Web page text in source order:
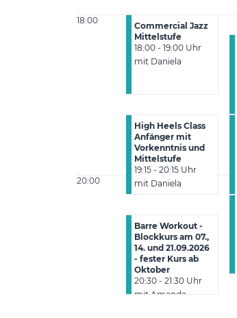
18:00
20:00
Barre Workout -
Blockkurs am 07.,
14. und 21.09.2026
- fester Kurs ab
Oktober
20:30 - 21:30 Uhr
mit Amanda
Commercial Jazz
Mittelstufe
18:00 - 19:00 Uhr
mit Daniela
High Heels Class
Anfänger mit
Vorkenntnis und
Mittelstufe
19:15 - 20:15 Uhr
mit Daniela